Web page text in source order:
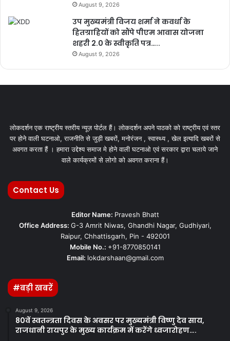
August 9, 2026
उप मुख्यमंत्री विजय शर्मा ने कवर्धा के
हितग्राहियों को सौंपे पीएम आवास योजना
शहरी 2.0 के स्वीकृति पत्र…..
August 9, 2026
लोकदर्शन एक राष्ट्रीय स्तरीय न्यूज़ पोर्टल हैं। लोकदर्शन अपने पाठको को राष्ट्रीय एवं स्तर
पर होने वाली घटनाओ, राजनीति से जुड़ी खबरों, मनोरंजन , स्वास्थ्य , खेल इत्यादि खबरों से
अवगत करता हैं । हमारा उद्देश्य समाज मे होने वाली घटनाओ एवं सरकार द्वारा चलाये जाने
वाले कार्यक्रमों से लोगो को अवगत कराना हैं।
Contact Us
Editor Name: Pravesh Bhatt
Office Address: G-3 Amrit Niwas, Ghandhi Nagar, Gudhiyari,
Raipur, Chhattisgarh, Pin - 492001
Mobile No.: +91-8770850141
Email: lokdarshaan@gmail.com
#बड़ी खबरें
August 9, 2026
80वें स्वतन्त्रता दिवस के अवसर पर मुख्यमंत्री विष्णु देव साय,
राजधानी रायपुर के मुख्य कार्यक्रम में करेंगे ध्वजारोहण….